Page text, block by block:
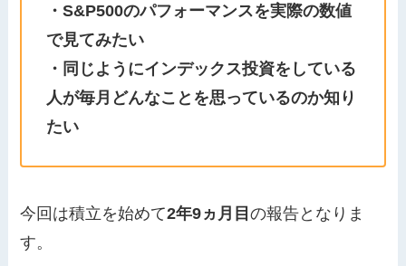
・S&P500のパフォーマンスを実際の数値
で見てみたい
・同じようにインデックス投資をしている
人が毎月どんなことを思っているのか知り
たい
今回は積立を始めて2年9ヵ月目の報告となりま
す。